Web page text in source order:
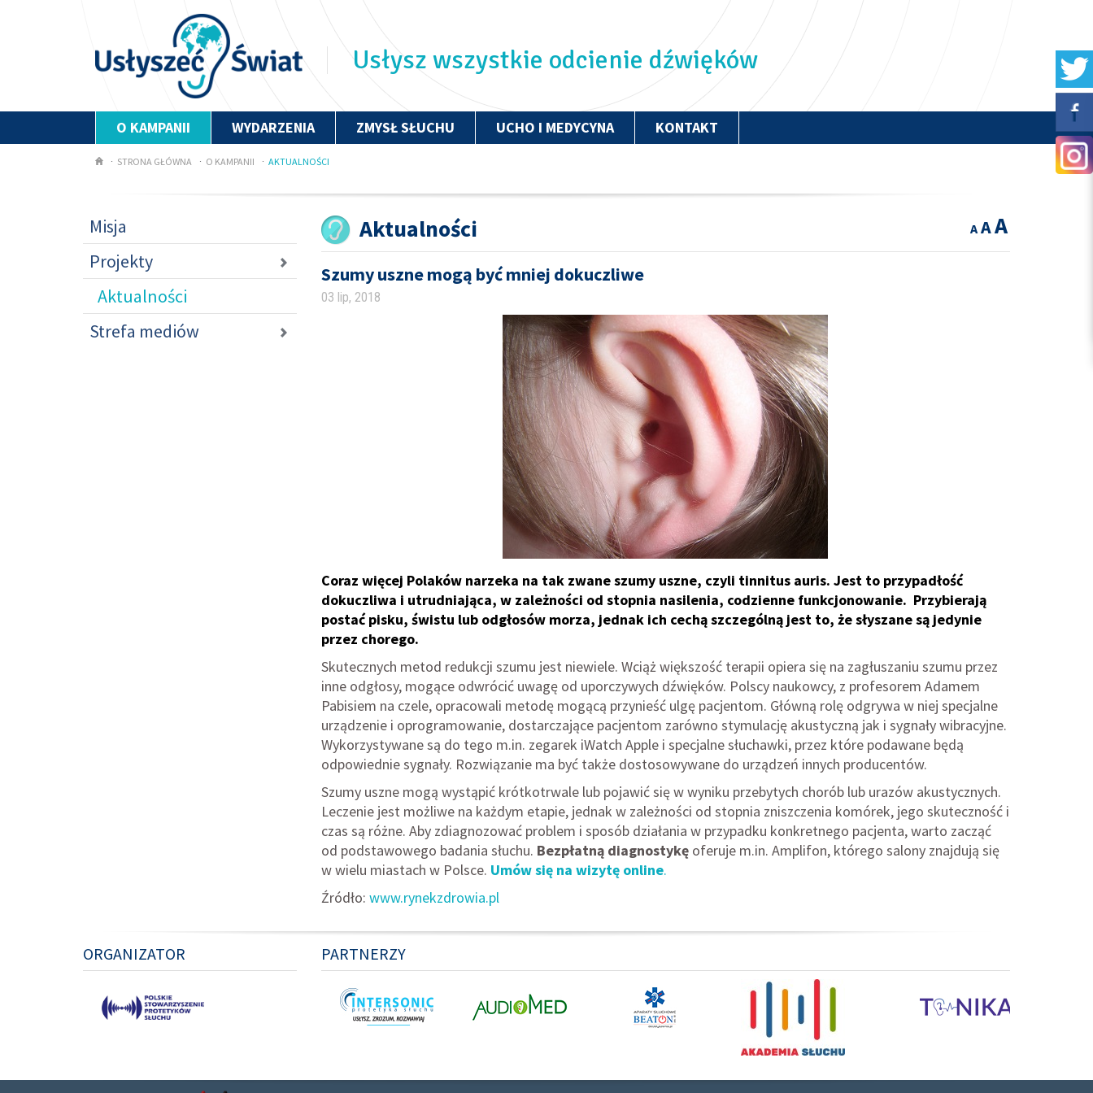
Usłysz wszystkie odcienie dźwięków
O KAMPANII WYDARZENIA ZMYSŁ SŁUCHU UCHO I MEDYCYNA KONTAKT
STRONA GŁÓWNA O KAMPANII AKTUALNOŚCI
Misja
Projekty
Aktualności
Strefa mediów
Aktualności A
A
A
Szumy uszne mogą być mniej dokuczliwe
03 lip, 2018
Coraz więcej Polaków narzeka na tak zwane szumy uszne, czyli tinnitus auris. Jest to przypadłość
dokuczliwa i utrudniająca, w zależności od stopnia nasilenia, codzienne funkcjonowanie. Przybierają
postać pisku, świstu lub odgłosów morza, jednak ich cechą szczególną jest to, że słyszane są jedynie
przez chorego.
Skutecznych metod redukcji szumu jest niewiele. Wciąż większość terapii opiera się na zagłuszaniu szumu przez
inne odgłosy, mogące odwrócić uwagę od uporczywych dźwięków. Polscy naukowcy, z profesorem Adamem
Pabisiem na czele, opracowali metodę mogącą przynieść ulgę pacjentom. Główną rolę odgrywa w niej specjalne
urządzenie i oprogramowanie, dostarczające pacjentom zarówno stymulację akustyczną jak i sygnały wibracyjne.
Wykorzystywane są do tego m.in. zegarek iWatch Apple i specjalne słuchawki, przez które podawane będą
odpowiednie sygnały. Rozwiązanie ma być także dostosowywane do urządzeń innych producentów.
Szumy uszne mogą wystąpić krótkotrwale lub pojawić się w wyniku przebytych chorób lub urazów akustycznych.
Leczenie jest możliwe na każdym etapie, jednak w zależności od stopnia zniszczenia komórek, jego skuteczność i
czas są różne. Aby zdiagnozować problem i sposób działania w przypadku konkretnego pacjenta, warto zacząć
od podstawowego badania słuchu. Bezpłatną diagnostykęoferuje m.in. Amplifon, którego salony znajdują się
w wielu miastach w Polsce. Umów się na wizytę online.
Źródło: www.rynekzdrowia.pl
ORGANIZATOR PARTNERZY